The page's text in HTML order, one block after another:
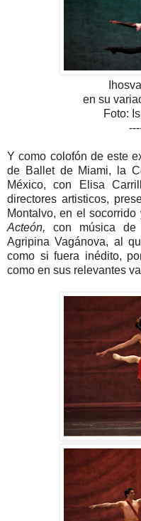
en su
Foto:
Y como colofón de este
de Ballet de Miami, la
México, con Elisa
directores artisticos,
Montalvo, en el
Acteón, con música de
Agripina Vagánova, al
como si fuera inédito,
como en sus relevantes